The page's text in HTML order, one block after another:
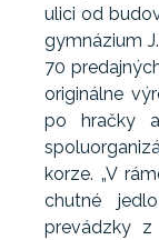
ulici od
gymnázium
70
originálne
po hračky a
korze. „V
chutné
prevádzky